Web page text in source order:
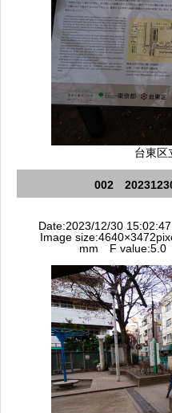
台東区
002
Date:2023/12/30
Image
mm F value:5.0